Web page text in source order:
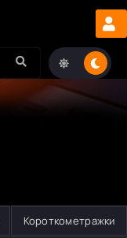
Короткометражки